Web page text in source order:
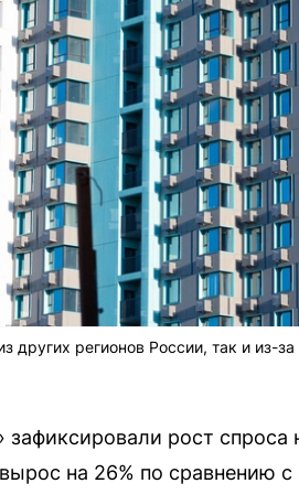
других регионов России, так и из-
рост спроса
на 26% по сравнению